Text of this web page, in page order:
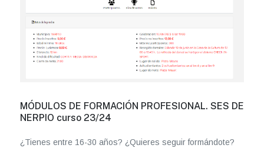
MÓDULOS DE FORMACIÓN PROFESIONAL. SES DE
NERPIO curso 23/24
¿Tienes entre 16-30 años? ¿Quieres seguir formándote?